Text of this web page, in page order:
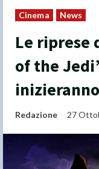
Cinema News
Le riprese
of the
Redazione 27